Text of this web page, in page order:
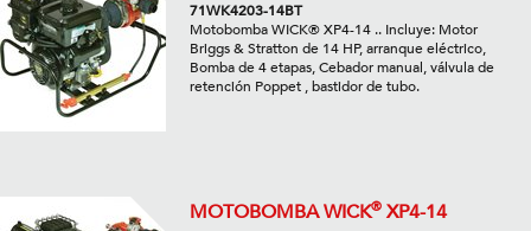
71WK4203-14BT
Motobomba WICK® XP4-14 .. Incluye: Motor
Briggs & Stratton de 14 HP, arranque eléctrico,
Bomba de 4 etapas, Cebador manual, válvula de
retención Poppet , bastidor de tubo.
MOTOBOMBA WICK® XP4-14